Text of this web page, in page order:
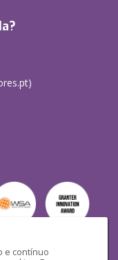
e contínuo
)